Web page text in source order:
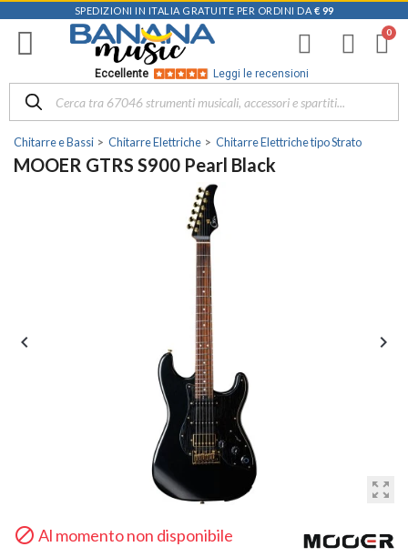
SPEDIZIONI IN ITALIA GRATUITE PER ORDINI DA € 99
Eccellente Leggi le recensioni
Chitarre e Bassi Chitarre Elettriche Chitarre Elettriche tipo Strato
MOOER GTRS S900 Pearl Black
zoom_out_map
 
 Al momento non disponibile